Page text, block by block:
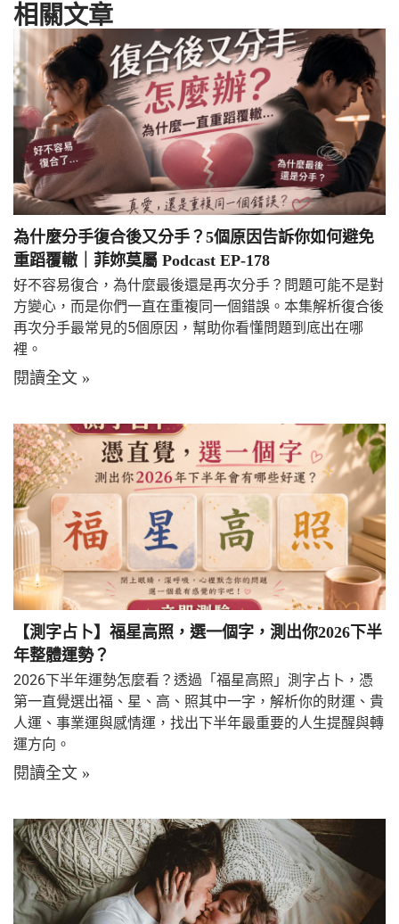
相關文章
為什麼分手復合後又分手？5個原因告訴你如何避免
重蹈覆轍｜菲妳莫屬 Podcast EP-178
好不容易復合，為什麼最後還是再次分手？問題可能不是對
方變心，而是你們一直在重複同一個錯誤。本集解析復合後
再次分手最常見的5個原因，幫助你看懂問題到底出在哪
裡。
閱讀全文 »
【測字占卜】福星高照，選一個字，測出你2026下半
年整體運勢？
2026下半年運勢怎麼看？透過「福星高照」測字占卜，憑
第一直覺選出福、星、高、照其中一字，解析你的財運、貴
人運、事業運與感情運，找出下半年最重要的人生提醒與轉
運方向。
閱讀全文 »